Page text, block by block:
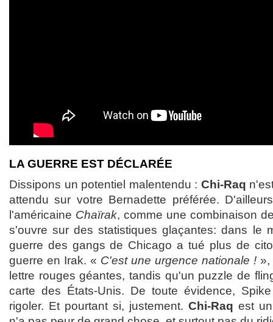
LA GUERRE EST DÉCLARÉE
Dissipons un potentiel malentendu : Chi-Raq
attendu sur votre Bernadette préférée.
l'américaine Chaïrak, comme une combinaison
s'ouvre sur des statistiques glaçantes: dans le
guerre des gangs de Chicago a tué plus de
guerre en Irak. « C'est une urgence nationale ! »,
lettre rouges géantes, tandis qu'un puzzle de
carte des États-Unis. De toute évidence,
rigoler. Et pourtant si, justement. Chi-Raq est